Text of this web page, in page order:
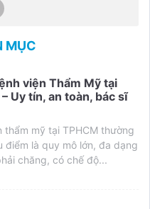
MỤC
viện Thẩm Mỹ tại
Uy tín, an toàn, bác sĩ
thẩm mỹ tại TPHCM thường
điểm là quy mô lớn, đa dạng
chăng, có chế độ...